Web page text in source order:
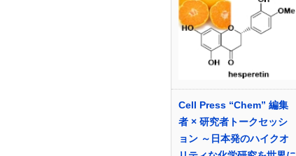
Cell Press “Chem” 編集
者 × 研究者トークセッシ
ョン ～日本発のハイクオ